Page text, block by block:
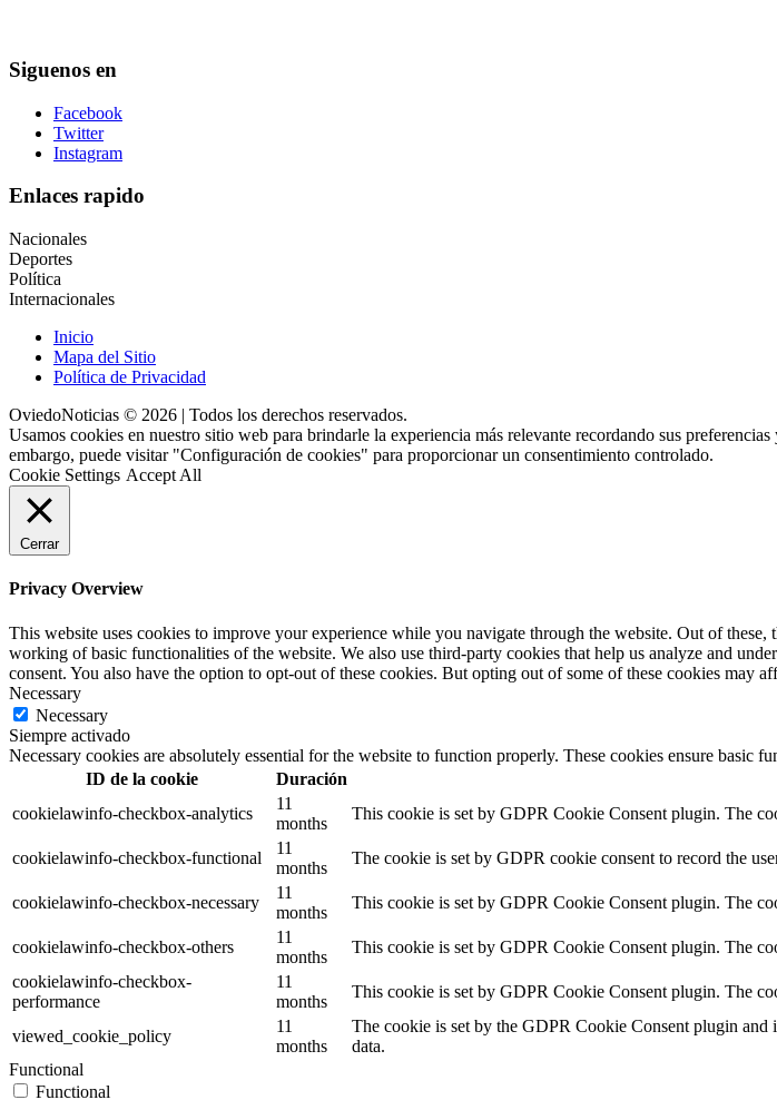
Siguenos en
Facebook
Twitter
Instagram
Enlaces rapido
Nacionales
Deportes
Política
Internacionales
Inicio
Mapa del Sitio
Política de Privacidad
OviedoNoticias © 2026 | Todos los derechos reservados.
Usamos cookies en nuestro sitio web para brindarle la experiencia más relevante recordando sus
embargo, puede visitar "Configuración de cookies" para proporcionar un consentimiento controlado.
Cookie Settings Accept All
Cerrar
Privacy Overview
This website uses cookies to improve your experience while you navigate through the website. Out of these,
working of basic functionalities of the website. We also use third-party cookies that help us analyze and
consent. You also have the option to opt-out of these cookies. But opting out of some of these cookies may
Necessary
Necessary
Siempre activado
Necessary cookies are absolutely essential for the website to function properly. These cookies ensure basic
ID de la cookie
Duración
cookielawinfo-checkbox-analytics
11
months
This cookie is set by GDPR Cookie Consent plugin. The
cookielawinfo-checkbox-functional
11
months
The cookie is set by GDPR cookie consent to record the
cookielawinfo-checkbox-necessary
11
months
This cookie is set by GDPR Cookie Consent plugin. The
cookielawinfo-checkbox-others
11
months
This cookie is set by GDPR Cookie Consent plugin. The
cookielawinfo-checkbox-
performance
11
months
This cookie is set by GDPR Cookie Consent plugin. The
viewed_cookie_policy
11
months
The cookie is set by the GDPR Cookie Consent plugin and
data.
Functional
Functional